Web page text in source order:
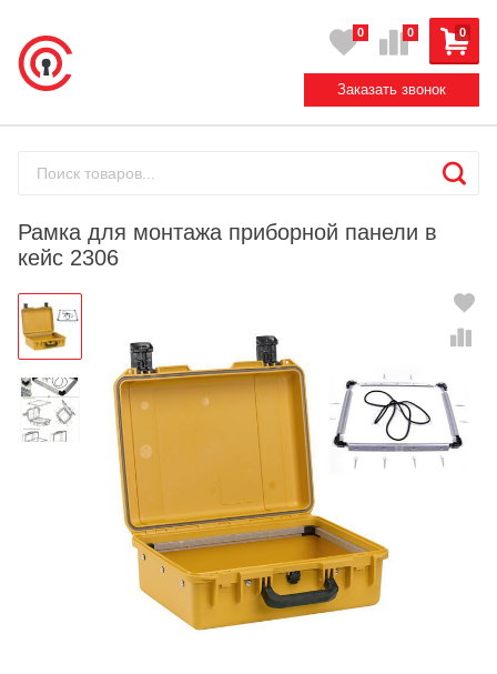
0
0 0
Заказать звонок
Рамка для монтажа приборной панели в
кейс 2306